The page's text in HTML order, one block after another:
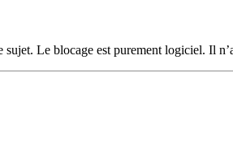
Le blocage est purement logiciel. Il